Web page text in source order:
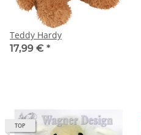
Teddy Hardy
17,99 € *
TOP